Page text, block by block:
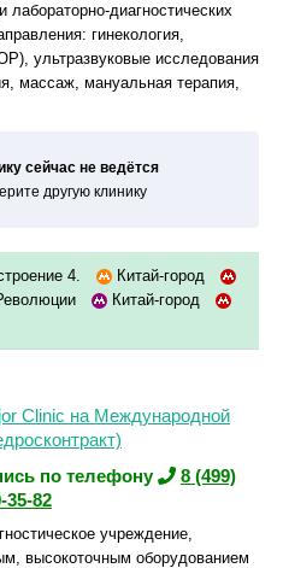
лабораторно-диагностических
гинекология,
ультразвуковые исследования
массаж, мануальная терапия,
сейчас не ведётся
другую клинику
4.
Китай-город
Китай-город
Clinic на Международной
по телефону
8 (499)
35-82
учреждение,
высокоточным оборудованием